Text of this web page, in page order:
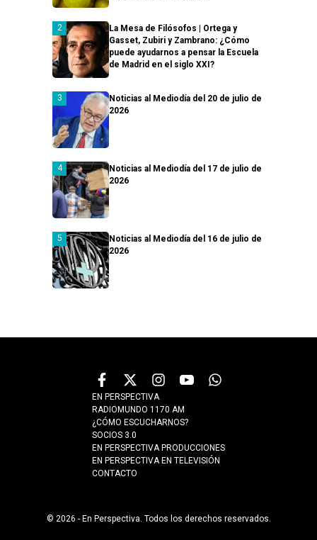
La Mesa de Filósofos | Ortega y
Gasset, Zubiri y Zambrano: ¿Cómo
puede ayudarnos a pensar la Escuela
de Madrid en el siglo XXI?
Noticias al Mediodía del 20 de julio de
2026
Noticias al Mediodía del 17 de julio de
2026
Noticias al Mediodía del 16 de julio de
2026
EN PERSPECTIVA
RADIOMUNDO 1170 AM
¿CÓMO ESCUCHARNOS?
SOCIOS 3.0
EN PERSPECTIVA PRODUCCIONES
EN PERSPECTIVA EN TELEVISIÓN
CONTACTO
© 2026 - En Perspectiva. Todos los derechos reservados.